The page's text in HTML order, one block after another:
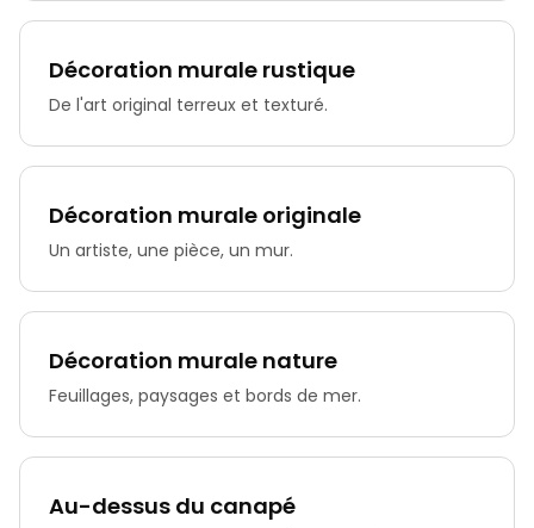
Décoration murale rustique
De l'art original terreux et texturé.
Décoration murale originale
Un artiste, une pièce, un mur.
Décoration murale nature
Feuillages, paysages et bords de mer.
Au-dessus du canapé